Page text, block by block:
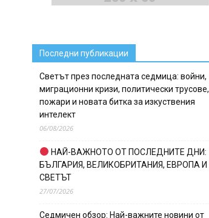
Последни публикации
Светът през последната седмица: войни,
миграционни кризи, политически трусове,
пожари и новата битка за изкуствения
интелект
06/08/2026
НАЙ-ВАЖНОТО ОТ ПОСЛЕДНИТЕ ДНИ:
БЪЛГАРИЯ, ВЕЛИКОБРИТАНИЯ, ЕВРОПА И
СВЕТЪТ
27/07/2026
Седмичен обзор: Най-важните новини от